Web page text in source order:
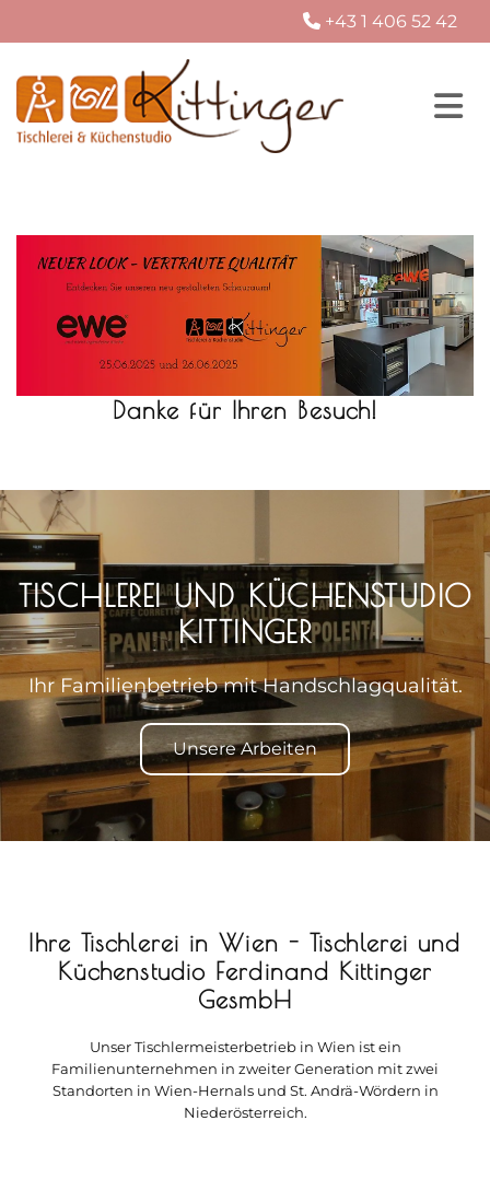
 +43 1 406 52 42
Danke für Ihren Besuch!
TISCHLEREI UND KÜCHENSTUDIO
KITTINGER
Ihr Familienbetrieb mit Handschlagqualität.
Unsere Arbeiten
Ihre Tischlerei in Wien - Tischlerei und
Küchenstudio Ferdinand Kittinger
GesmbH
Unser Tischlermeisterbetrieb in Wien ist ein
Familienunternehmen in zweiter Generation mit zwei
Standorten in Wien-Hernals und St. Andrä-Wördern in
Niederösterreich.